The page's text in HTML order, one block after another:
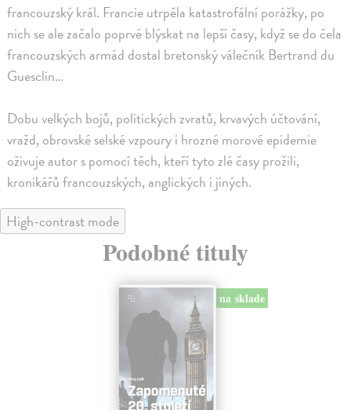
francouzský král. Francie utrpěla katastrofální porážky, po
nich se ale začalo poprvé blýskat na lepší časy, když se do čela
francouzských armád dostal bretonský válečník Bertrand du
Guesclin…
Dobu velkých bojů, politických zvratů, krvavých účtování,
vražd, obrovské selské vzpoury i hrozné morové epidemie
oživuje autor s pomocí těch, kteří tyto zlé časy prožili,
kronikářů francouzských, anglických i jiných.
High-contrast mode
Podobné tituly
na sklade